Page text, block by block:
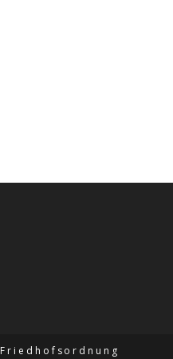
Friedhofsordnung